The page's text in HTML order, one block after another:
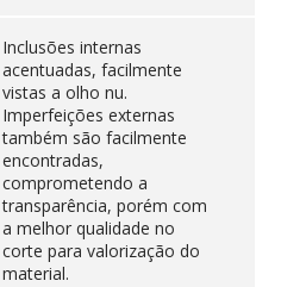
Inclusões internas
acentuadas, facilmente
vistas a olho nu.
Imperfeições externas
também são facilmente
encontradas,
comprometendo a
transparência, porém com
a melhor qualidade no
corte para valorização do
material.